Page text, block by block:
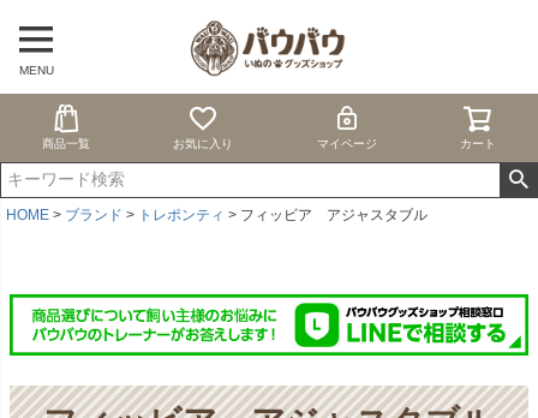
MENU
商品一覧 お気に入り マイページ カート
HOME ブランド トレポンティ フィッビア アジャスタブル